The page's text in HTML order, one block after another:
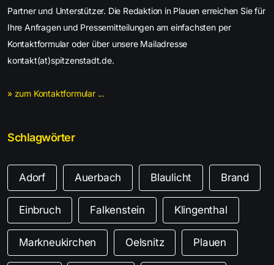
Partner und Unterstützer. Die Redaktion in Plauen erreichen Sie für
Ihre Anfragen und Pressemitteilungen am einfachsten per
Kontaktformular oder über unsere Mailadresse
kontakt(at)spitzenstadt.de.
» zum Kontaktformular ...
Schlagwörter
Adorf Auerbach Blaulicht Brand
Einbruch Falkenstein Klingenthal
Markneukirchen Oelsnitz Plauen